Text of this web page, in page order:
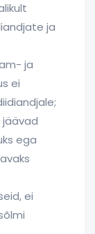
ja
ja
ei
ega
ei